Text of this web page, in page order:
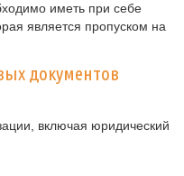
иметь при себе
является пропуском на
документов
включая юридический